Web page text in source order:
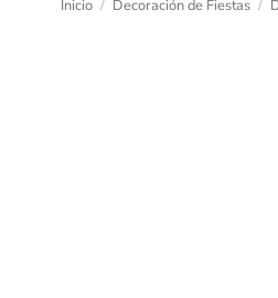
Inicio / Decoración de Fiestas /